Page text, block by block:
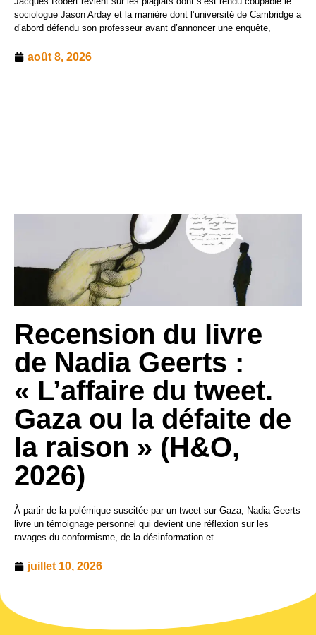
sociologue Jason Arday et la manière dont l’université de Cambridge a
d’abord défendu son professeur avant d’annoncer une enquête,
août 8, 2026
Recension du livre
de Nadia Geerts :
« L’affaire du tweet.
Gaza ou la défaite de
la raison » (H&O,
2026)
À partir de la polémique suscitée par un tweet sur Gaza, Nadia Geerts
livre un témoignage personnel qui devient une réflexion sur les
ravages du conformisme, de la désinformation et
juillet 10, 2026